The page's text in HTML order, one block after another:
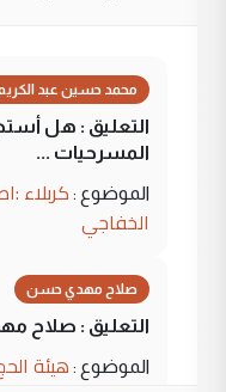
محمد حسين عبد
التعليق : هل
المسرحيات ...
الموضوع : كربلاء
الخفاجي
صلاح مهدي حسن
التعليق : صلاح
الموضوع : هيئة